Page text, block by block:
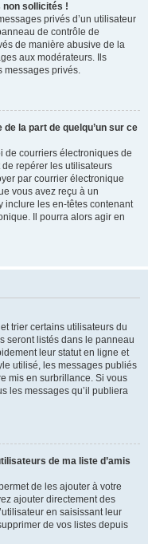
sollicités !
privés d’un utilisateur
de contrôle de
de manière abusive de la
aux modérateurs. Ils
messages privés.
la part de quelqu’un sur ce
de courriers électroniques de
repérer les utilisateurs
par courrier électronique
vous avez reçu à un
inclure les en-têtes contenant
Il pourra alors agir en
trier certains utilisateurs du
seront listés dans le panneau
leur statut en ligne et
utilisé, les messages publiés
mis en surbrillance. Si vous
les messages qu’il publiera
de ma liste d’amis
de les ajouter à votre
ajouter directement des
en saisissant leur
de vos listes depuis